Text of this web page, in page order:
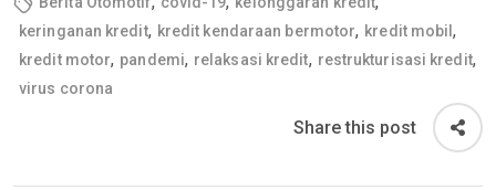
keringanan kredit, kredit kendaraan bermotor, kredit mobil,
kredit motor, pandemi, relaksasi kredit, restrukturisasi kredit,
virus corona
Share this post